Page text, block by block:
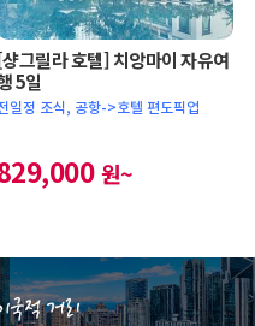
그릴라 호텔] 치앙마이 자유여
5일
일정 조식, 공항->호텔 편도픽업
원~